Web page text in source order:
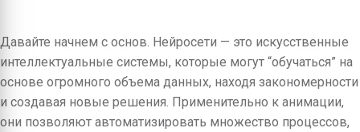
Давайте начнем с основ. Нейросети — это искусственные
интеллектуальные системы, которые могут “обучаться” на
основе огромного объема данных, находя закономерности
и создавая новые решения. Применительно к анимации,
они позволяют автоматизировать множество процессов,